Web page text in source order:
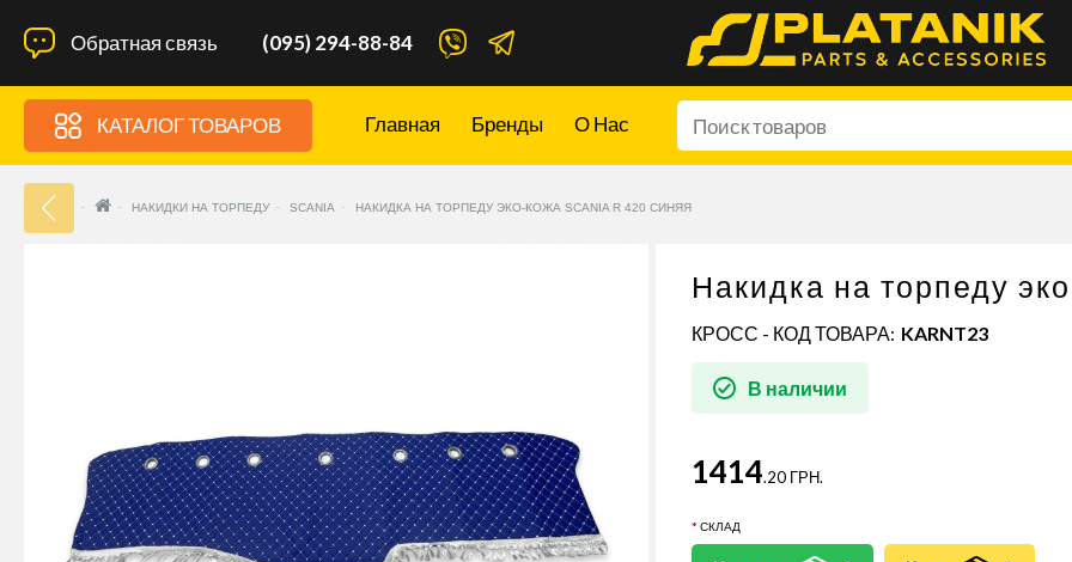
Обратная связь (095) 294-88-84
КАТАЛОГ ТОВАРОВ Главная Бренды О Нас
НАКИДКИ НА ТОРПЕДУ SCANIA НАКИДКА НА ТОРПЕДУ ЭКО-КОЖА SCANIA R 420 СИНЯЯ
Накидка на торпеду
КРОСС - КОД ТОВАРА: KARNT23
В наличии
1414.20 ГРН.
СКЛАД